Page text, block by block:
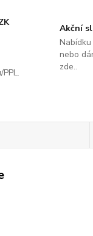
Akční
nebo
zde..